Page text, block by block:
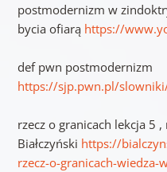
postmodernizm w
bycia ofiarą https://
def pwn postmodernizm
https://sjp.pwn.pl/
rzecz o granicach lekcja 5
Białczyński https://
rzecz-o-granicach-